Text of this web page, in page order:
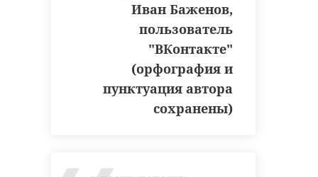
Иван Баженов,
пользователь
"ВКонтакте"
(орфография и
пунктуация автора
сохранены)